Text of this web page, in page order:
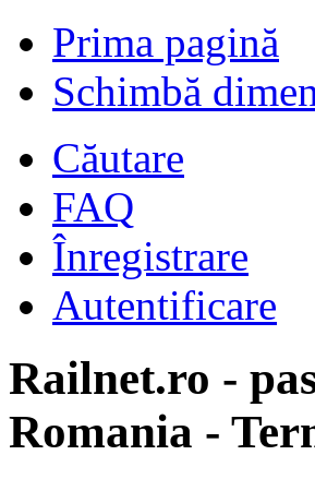
Prima pagină
Schimbă
Căutare
FAQ
Înregistrare
Autentificare
Railnet.ro -
Romania -